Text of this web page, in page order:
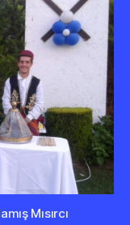
Mısırcı